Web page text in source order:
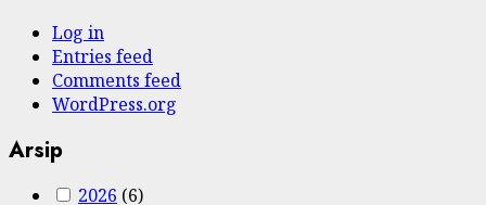
Log in
Entries feed
Comments feed
WordPress.org
Arsip
2026 (6)